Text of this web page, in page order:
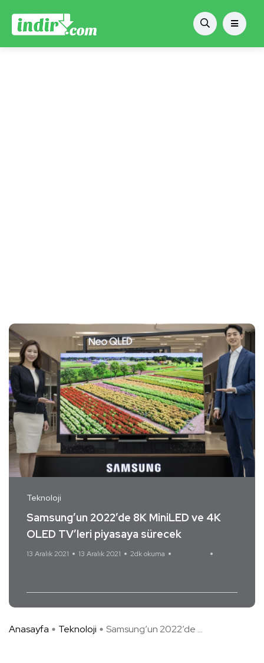
Teknoloji
Samsung’un 2022’de 8K MiniLED ve 4K
OLED TV’leri piyasaya sürecek
13 Aralık 2021 13 Aralık 2021 2dk okuma
Anasayfa Teknoloji Samsung’un 2022’de ...